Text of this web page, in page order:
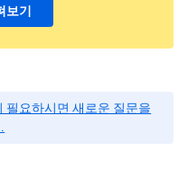
기
필요하시면 새로운 질문을